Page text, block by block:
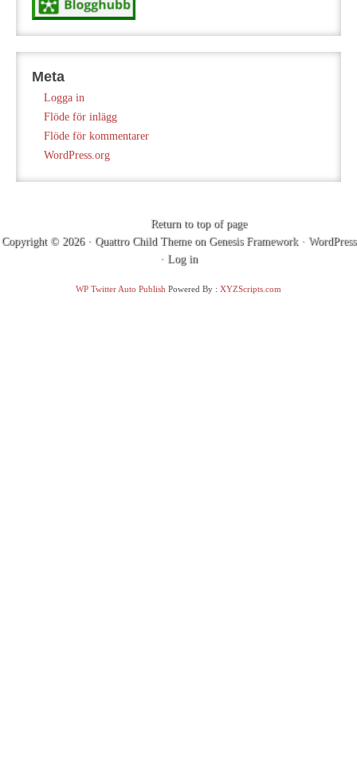
Meta
Logga in
Flöde för inlägg
Flöde för kommentarer
WordPress.org
Return to top of page
Copyright © 2026 · Quattro Child Themeon Genesis Framework· WordPress
· Log in
WP Twitter Auto Publish Powered By : XYZScripts.com